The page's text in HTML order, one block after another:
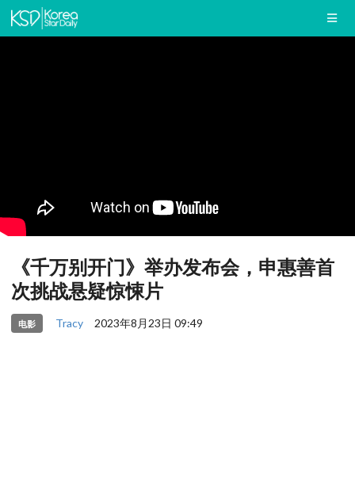
《千万别开门》举办发布会，申惠善首
次挑战悬疑惊悚片
电影 Tracy 2023年8月23日 09:49